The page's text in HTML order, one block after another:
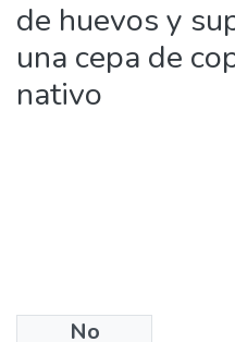
de huevos y
una cepa de
nativo
No